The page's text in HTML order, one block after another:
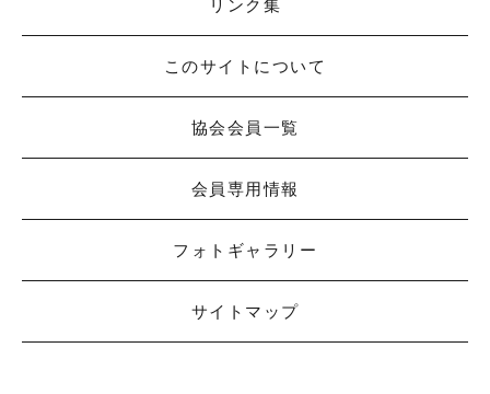
リンク集
このサイトについて
協会会員一覧
会員専用情報
フォトギャラリー
サイトマップ